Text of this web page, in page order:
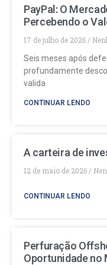
PayPal: O
Percebendo o
17 de julho de 2026
Seis meses após
profundamente
valida
CONTINUAR LENDO
A carteira de
12 de maio de 2026
CONTINUAR LENDO
Perfuração
Oportunidade no